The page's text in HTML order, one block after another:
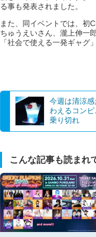
る事も発表されました。
また、同イベントでは、初
ちゅうえいさん、瀧上伸一
「社会で使える一発ギャグ
今週は清涼
わえるコン
乗り切れ
こんな記事も読まれ